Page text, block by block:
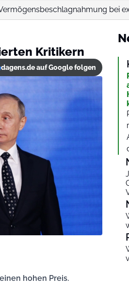
bei
Kritikern
dagens.de auf Google folgen
hohen Preis.